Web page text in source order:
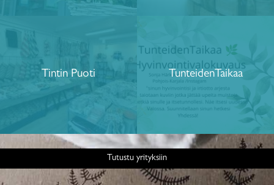
Tintin Puoti TunteidenTaikaa
Tutustu yrityksiin